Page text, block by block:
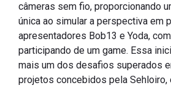
câmeras sem fio, proporcionando
única ao simular a perspectiva em
apresentadores Bob13 e Yoda,
participando de um game. Essa
mais um dos desafios superados
projetos concebidos pela Sehloiro,